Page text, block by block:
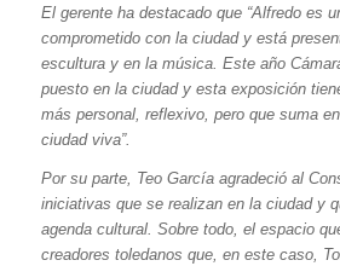
El gerente ha destacado que “Alfredo es
comprometido con la ciudad y está
escultura y en la música. Este año
puesto en la ciudad y esta exposición
más personal, reflexivo, pero que suma
ciudad viva”.
Por su parte, Teo García agradeció al
iniciativas que se realizan en la ciudad y
agenda cultural. Sobre todo, el espacio
creadores toledanos que, en este caso,